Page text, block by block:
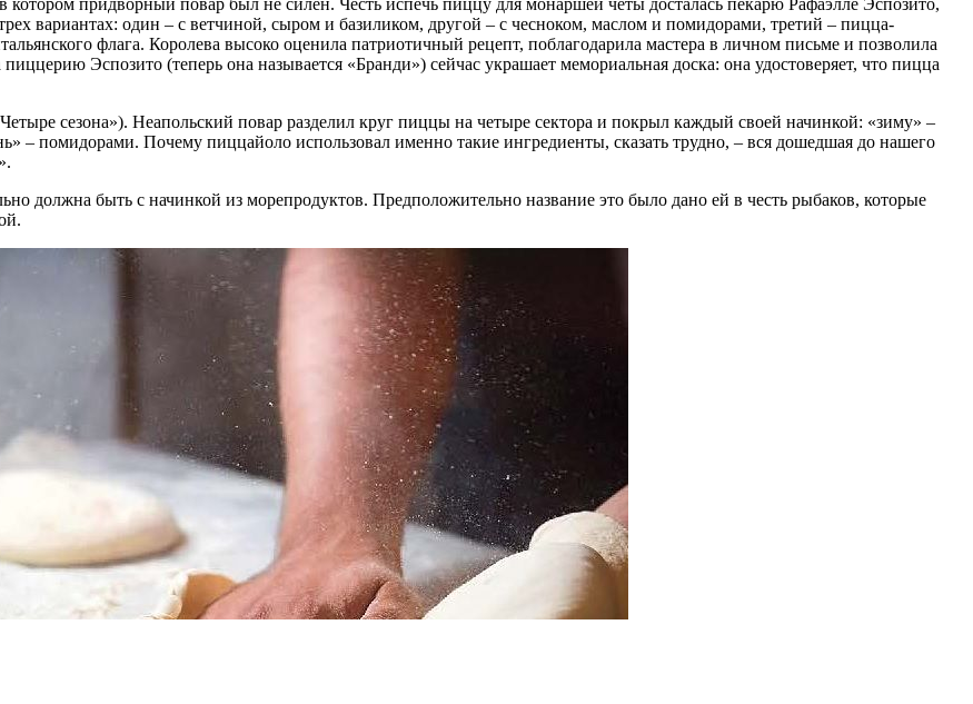
вариантах: один – с ветчиной, сыром и базиликом, другой – с чесноком, маслом и помидорами, третий – пицца-
флага. Королева высоко оценила патриотичный рецепт, поблагодарила мастера в личном письме и позволила
Эспозито (теперь она называется «Бранди») сейчас украшает мемориальная доска: она удостоверяет, что пицца
сезона»). Неапольский повар разделил круг пиццы на четыре сектора и покрыл каждый своей начинкой: «зиму» –
– помидорами. Почему пиццайоло использовал именно такие ингредиенты, сказать трудно, – вся дошедшая до нашего
должна быть с начинкой из морепродуктов. Предположительно название это было дано ей в честь рыбаков, которые